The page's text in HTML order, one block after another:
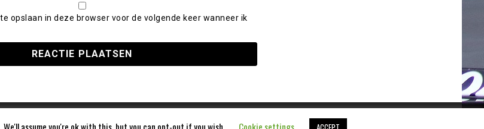
opslaan in deze browser voor de volgende keer wanneer ik